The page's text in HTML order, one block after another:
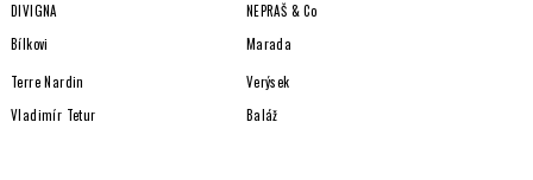
DIVIGNA
NEPRAŠ & Co
Bílkovi
Marada
Terre Nardin
Verýsek
Vladimír Tetur
Baláž